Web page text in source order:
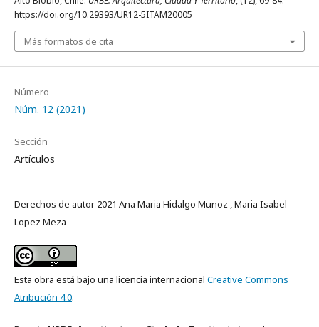
https://doi.org/10.29393/UR12-5ITAM20005
Más formatos de cita
Número
Núm. 12 (2021)
Sección
Artículos
Derechos de autor 2021 Ana Maria Hidalgo Munoz , Maria Isabel
Lopez Meza
Esta obra está bajo una licencia internacional Creative Commons
Atribución 4.0.